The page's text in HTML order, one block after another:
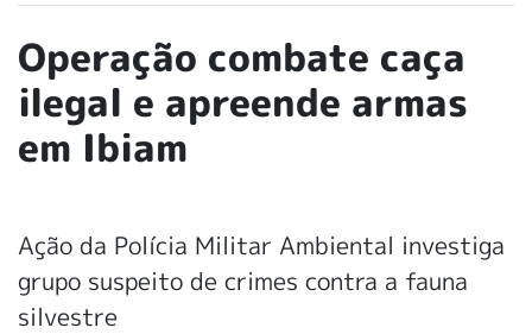
Operação combate caça
ilegal e apreende armas
em Ibiam
Ação da Polícia Militar Ambiental investiga
grupo suspeito de crimes contra a fauna
silvestre